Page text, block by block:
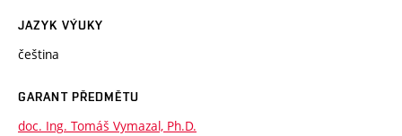
JAZYK VÝUKY
čeština
GARANT PŘEDMĚTU
doc. Ing. Tomáš Vymazal, Ph.D.